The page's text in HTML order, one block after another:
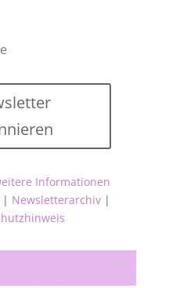
Informationen
| Newsletterarchiv|